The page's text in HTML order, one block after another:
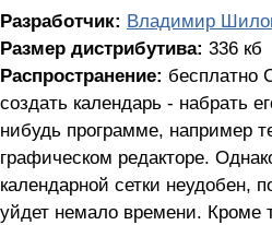
Разработчик: Владимир
Размер дистрибутива: 336 кб
Распространение: бесплатно
создать календарь - набрать
нибудь программе, например
графическом редакторе.
календарной сетки неудобен,
уйдет немало времени. Кроме